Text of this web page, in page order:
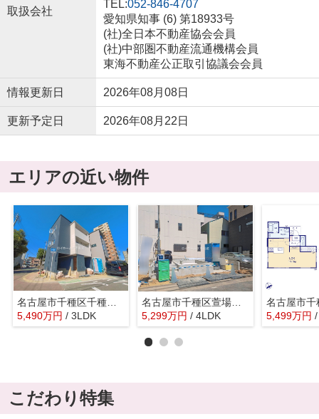
取扱会社
TEL:052-846-4707
愛知県知事 (6) 第18933号
(社)全日本不動産協会会員
(社)中部圏不動産流通機構会員
東海不動産公正取引協議会会員
情報更新日 2026年08月08日
更新予定日 2026年08月22日
エリアの近い物件
名古屋市千種区千種３丁目312『仲介料無料』新築戸建て
5,490万円 / 3LDK
名古屋市千種区萱場２丁目1202『仲介料無料』新築戸建て
5,299万円 / 4LDK 5,499万円
こだわり特集